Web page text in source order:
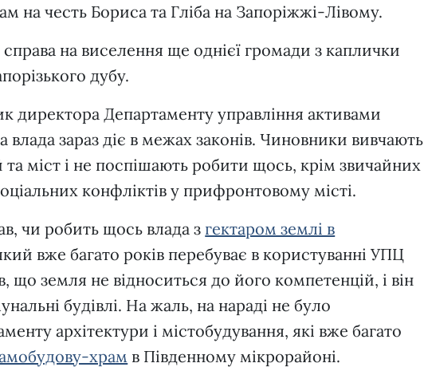
на честь Бориса та Гліба на Запоріжжі-Лівому.
справа на виселення ще однієї громади з каплички
дубу.
директора Департаменту управління активами
зараз діє в межах законів. Чиновники вивчають
та міст і не поспішають робити щось, крім звичайних
конфліктів у прифронтовому місті.
чи робить щось влада з гектаром землі в
вже багато років перебуває в користуванні УПЦ
що земля не відноситься до його компетенцій, і він
будівлі. На жаль, на нараді не було
архітектури і містобудування, які вже багато
храм в Південному мікрорайоні.